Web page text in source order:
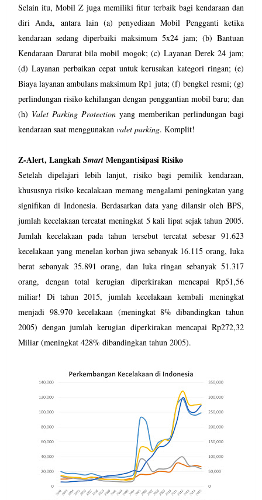
Selain itu, Mobil Z juga memiliki fitur terbaik bagi kendaraan dan
diri Anda, antara lain (a) penyediaan Mobil Pengganti ketika
kendaraan sedang diperbaiki maksimum 5x24 jam; (b) Bantuan
Kendaraan Darurat bila mobil mogok; (c) Layanan Derek 24 jam;
(d) Layanan perbaikan cepat untuk kerusakan kategori ringan; (e)
Biaya layanan ambulans maksimum Rp1 juta; (f) bengkel resmi; (g)
perlindungan risiko kehilangan dengan penggantian mobil baru; dan
(h) Valet Parking Protection yang memberikan perlindungan bagi
kendaraan saat menggunakanvalet parking. Komplit!
Z-Alert, LangkahSmart Mengantisipasi Risiko
Setelah dipelajari lebih lanjut, risiko bagi pemilik kendaraan,
khususnya risiko kecalakaan memang mengalami peningkatan yang
signifikan di Indonesia. Berdasarkan data yang dilansir oleh BPS,
jumlah kecelakaan tercatat meningkat 5 kali lipat sejak tahun 2005.
Jumlah kecelakaan pada tahun tersebut tercatat sebesar 91.623
kecelakaan yang menelan korban jiwa sebanyak 16.115 orang, luka
berat sebanyak 35.891 orang, dan luka ringan sebanyak 51.317
orang, dengan total kerugian diperkirakan mencapai Rp51,56
miliar! Di tahun 2015, jumlah kecelakaan kembali meningkat
menjadi 98.970 kecelakaan (meningkat 8% dibandingkan tahun
2005) dengan jumlah kerugian diperkirakan mencapai Rp272,32
Miliar (meningkat 428% dibandingkan tahun 2005).